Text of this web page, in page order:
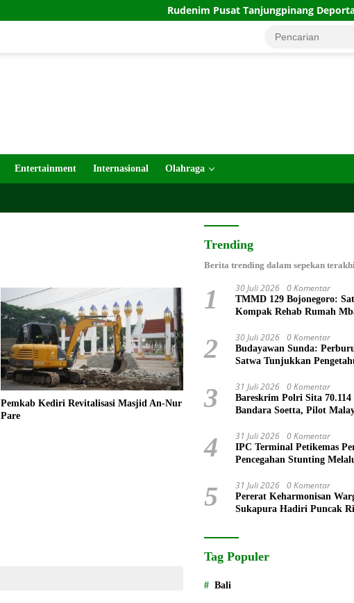
Rudenim Pusat Tanjungpinang Deportasi 25
Entertainment Internasional Olahraga
Pemkab Kediri Revitalisasi Masjid An-Nur
Pare
Trending
Berita trending dalam sepekan
1 30 Juli 2026 0 Komentar
TMMD 129 Bojonegoro:
Kompak Rehab Rumah
2 30 Juli 2026 0 Komentar
Budayawan Sunda:
Satwa Tunjukkan
3 31 Juli 2026 0 Komentar
Bareskrim Polri Sita
Bandara Soetta, Pilot
4 31 Juli 2026 0 Komentar
IPC Terminal Petikemas
Pencegahan Stunting
5 31 Juli 2026 0 Komentar
Pererat Keharmonisan
Sukapura Hadiri Puncak
Tag Populer
Bali